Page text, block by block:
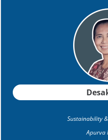
Sustainability
Apurva